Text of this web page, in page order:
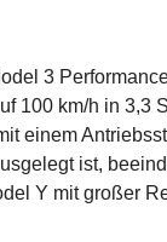
3
100 km/h in 3,3
einem
ist,
Y mit großer